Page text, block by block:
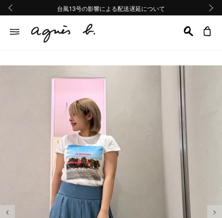
熊本地域地震の影響による配送遅延について
Summer Sale 2buy10%OFF!!
台風13号の影響による配送遅延について
熊本地域地震の影響による配送遅延について
Summer Sale 2buy10%OFF!!
前の画像